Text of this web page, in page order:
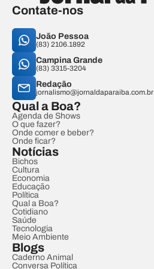
Contate-nos
João Pessoa
(83) 2106.1892
Campina Grande
(83) 3315-3204
Redação
jornalismo@jornaldaparaiba.com.br
Qual a Boa?
Agenda de Shows
O que fazer?
Onde comer e beber?
Onde ficar?
Notícias
Bichos
Cultura
Economia
Educação
Política
Qual a Boa?
Cotidiano
Saúde
Tecnologia
Meio Ambiente
Blogs
Caderno Animal
Conversa Política